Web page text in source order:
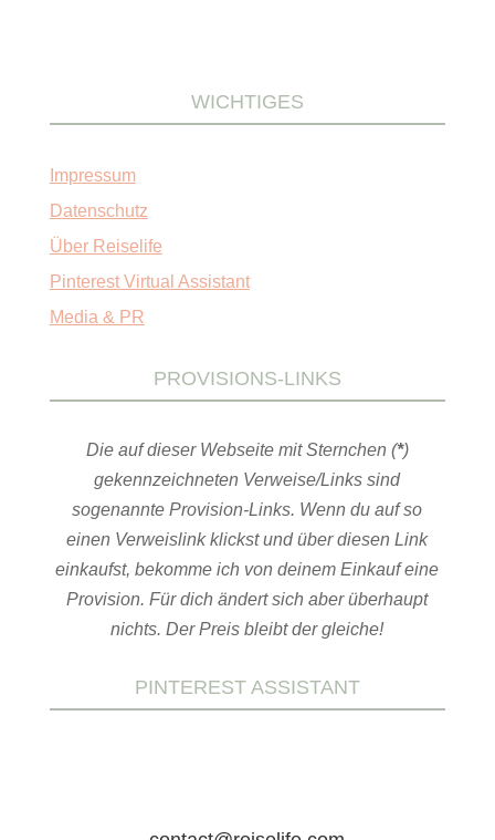
WICHTIGES
Impressum
Datenschutz
Über Reiselife
Pinterest Virtual Assistant
Media & PR
PROVISIONS-LINKS
Die auf dieser Webseite mit Sternchen (*)
gekennzeichneten Verweise/Links sind
sogenannte Provision-Links. Wenn du auf so
einen Verweislink klickst und über diesen Link
einkaufst, bekomme ich von deinem Einkauf eine
Provision. Für dich ändert sich aber überhaupt
nichts. Der Preis bleibt der gleiche!
PINTEREST ASSISTANT